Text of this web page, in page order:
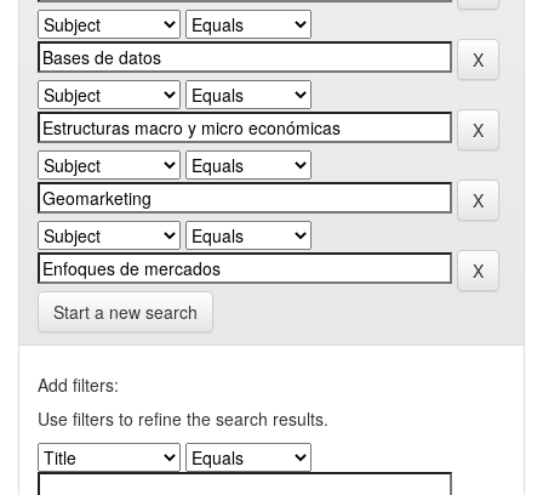
Start a new search
Add filters:
Use filters to refine the search results.